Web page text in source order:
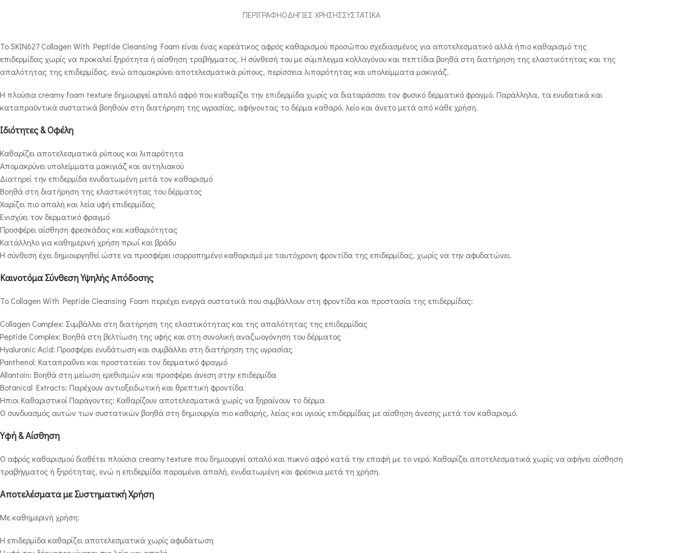
ΠΕΡΙΓΡΑΦΉΟΔΗΓΙΕΣ ΧΡΗΣΗΣΣΥΣΤΑΤΙΚΑ
Το SKIN627 Collagen With Peptide Cleansing Foam είναι ένας κορεάτικος αφρός καθαρισμού προσώπου σχεδιασμένος για αποτελεσματικό αλλά ήπιο καθαρισμό της
επιδερμίδας χωρίς να προκαλεί ξηρότητα ή αίσθηση τραβήγματος. Η σύνθεσή του με σύμπλεγμα κολλαγόνου και πεπτίδια βοηθά στη διατήρηση της ελαστικότητας και της
απαλότητας της επιδερμίδας, ενώ απομακρύνει αποτελεσματικά ρύπους, περίσσεια λιπαρότητας και υπολείμματα μακιγιάζ.
Η πλούσια creamy foam texture δημιουργεί απαλό αφρό που καθαρίζει την επιδερμίδα χωρίς να διαταράσσει τον φυσικό δερματικό φραγμό. Παράλληλα, τα ενυδατικά και
καταπραϋντικά συστατικά βοηθούν στη διατήρηση της υγρασίας, αφήνοντας το δέρμα καθαρό, λείο και άνετο μετά από κάθε χρήση.
Ιδιότητες & Οφέλη
Καθαρίζει αποτελεσματικά ρύπους και λιπαρότητα
Απομακρύνει υπολείμματα μακιγιάζ και αντηλιακού
Διατηρεί την επιδερμίδα ενυδατωμένη μετά τον καθαρισμό
Βοηθά στη διατήρηση της ελαστικότητας του δέρματος
Χαρίζει πιο απαλή και λεία υφή επιδερμίδας
Ενισχύει τον δερματικό φραγμό
Προσφέρει αίσθηση φρεσκάδας και καθαριότητας
Κατάλληλο για καθημερινή χρήση πρωί και βράδυ
Η σύνθεση έχει δημιουργηθεί ώστε να προσφέρει ισορροπημένο καθαρισμό με ταυτόχρονη φροντίδα της επιδερμίδας, χωρίς να την αφυδατώνει.
Καινοτόμα Σύνθεση Υψηλής Απόδοσης
Το Collagen With Peptide Cleansing Foam περιέχει ενεργά συστατικά που συμβάλλουν στη φροντίδα και προστασία της επιδερμίδας:
Collagen Complex: Συμβάλλει στη διατήρηση της ελαστικότητας και της απαλότητας της επιδερμίδας
Peptide Complex: Βοηθά στη βελτίωση της υφής και στη συνολική αναζωογόνηση του δέρματος
Hyaluronic Acid: Προσφέρει ενυδάτωση και συμβάλλει στη διατήρηση της υγρασίας
Panthenol: Καταπραΰνει και προστατεύει τον δερματικό φραγμό
Allantoin: Βοηθά στη μείωση ερεθισμών και προσφέρει άνεση στην επιδερμίδα
Botanical Extracts: Παρέχουν αντιοξειδωτική και θρεπτική φροντίδα
Ήπιοι Καθαριστικοί Παράγοντες: Καθαρίζουν αποτελεσματικά χωρίς να ξηραίνουν το δέρμα
Ο συνδυασμός αυτών των συστατικών βοηθά στη δημιουργία πιο καθαρής, λείας και υγιούς επιδερμίδας με αίσθηση άνεσης μετά τον καθαρισμό.
Υφή & Αίσθηση
Ο αφρός καθαρισμού διαθέτει πλούσια creamy texture που δημιουργεί απαλό και πυκνό αφρό κατά την επαφή με το νερό. Καθαρίζει αποτελεσματικά χωρίς να αφήνει αίσθηση
τραβήγματος ή ξηρότητας, ενώ η επιδερμίδα παραμένει απαλή, ενυδατωμένη και φρέσκια μετά τη χρήση.
Αποτελέσματα με Συστηματική Χρήση
Με καθημερινή χρήση:
Η επιδερμίδα καθαρίζει αποτελεσματικά χωρίς αφυδάτωση